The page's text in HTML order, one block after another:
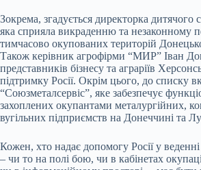
Зокрема, згадується директорка дитячого
яка сприяла викраденню та незаконному
тимчасово окупованих територій
Також керівник агрофірми “МИР” Іван
представників бізнесу та аграріїв
підтримку Росії. Окрім цього, до списку
“Союзметалсервіс”, яке забезпечує
захоплених окупантами металургійних,
вугільних підприємств на Донеччині та
Кожен, хто надає допомогу Росії у
– чи то на полі бою, чи в кабінетах